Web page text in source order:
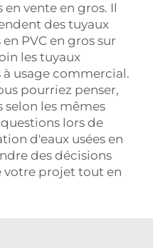
en vente en gros. Il
des tuyaux
PVC en gros sur
les tuyaux
à usage commercial.
pourriez penser,
selon les mêmes
lors de
d'eaux usées en
des décisions
votre projet tout en